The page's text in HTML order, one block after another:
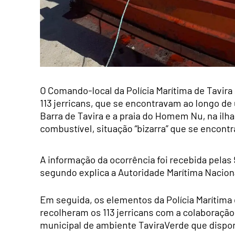
O Comando-local da Polícia Marítima de
113 jerricans, que se encontravam ao longo
Barra de Tavira e a praia do Homem Nu, na
combustível, situação “bizarra” que se
A informação da ocorrência foi recebida
segundo explica a Autoridade Marítima
Em seguida, os elementos da Polícia
recolheram os 113 jerricans com a
municipal de ambiente TaviraVerde que